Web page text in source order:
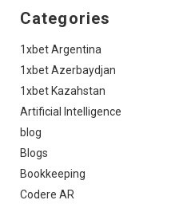
Categories
1xbet Argentina
1xbet Azerbaydjan
1xbet Kazahstan
Artificial Intelligence
blog
Blogs
Bookkeeping
Codere AR